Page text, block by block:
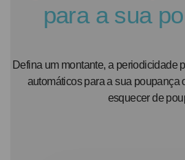
para a sua
Defina um montante, a periodicidade
automáticos para a sua poupança
esquecer de